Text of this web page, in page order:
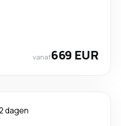
vanaf669 EUR
dagen